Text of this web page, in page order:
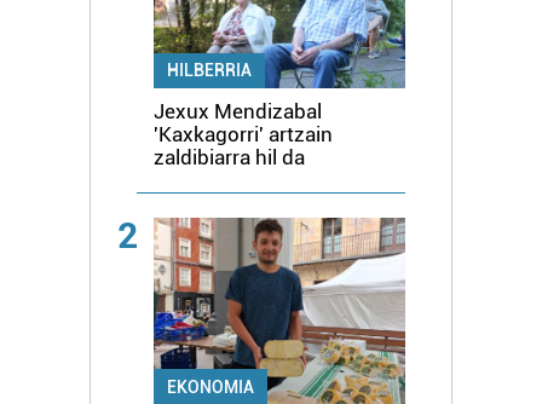
HILBERRIA
Jexux Mendizabal
'Kaxkagorri' artzain
zaldibiarra hil da
2
EKONOMIA